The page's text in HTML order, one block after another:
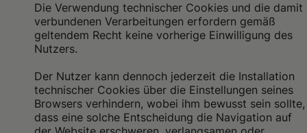
Die Verwendung technischer Cookies und die damit
verbundenen Verarbeitungen erfordern gemäß
geltendem Recht keine vorherige Einwilligung des
Nutzers.
Der Nutzer kann dennoch jederzeit die Installation
technischer Cookies über die Einstellungen seines
Browsers verhindern, wobei ihm bewusst sein sollte,
dass eine solche Entscheidung die Navigation auf